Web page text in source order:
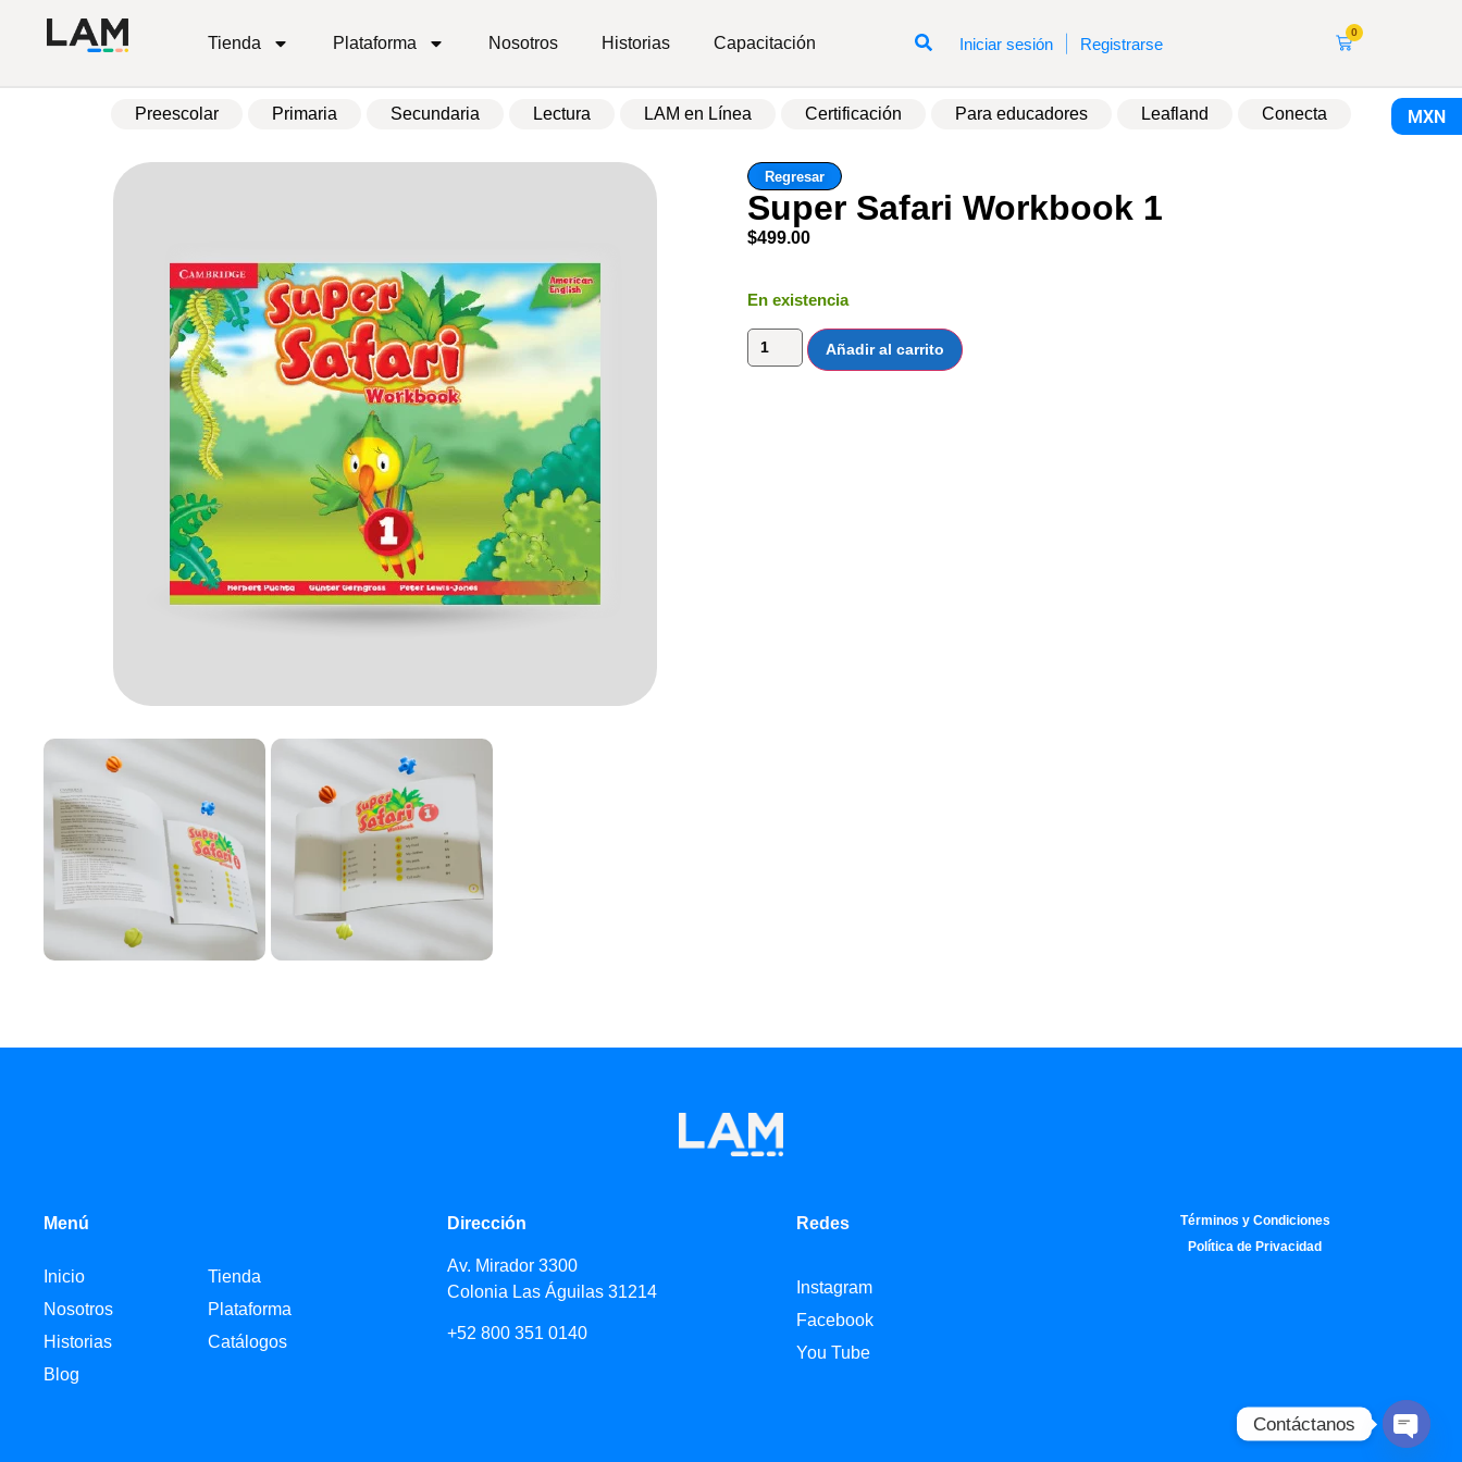
MXN
Tienda Plataforma Nosotros Historias Capacitación Iniciar sesión Registrarse
0
Preescolar Primaria Secundaria Lectura LAM en Línea Certificación Para educadores Leafland Conecta
Regresar
Super Safari Workbook 1
$499.00
En existencia
Añadir al carrito
Menú
Inicio
Nosotros
Historias
Blog
Tienda
Plataforma
Catálogos
Dirección
Av. Mirador 3300
Colonia Las Águilas 31214
+52 800 351 0140
Redes
Instagram
Facebook
You Tube
Términos y Condiciones
Política de Privacidad
Contáctanos